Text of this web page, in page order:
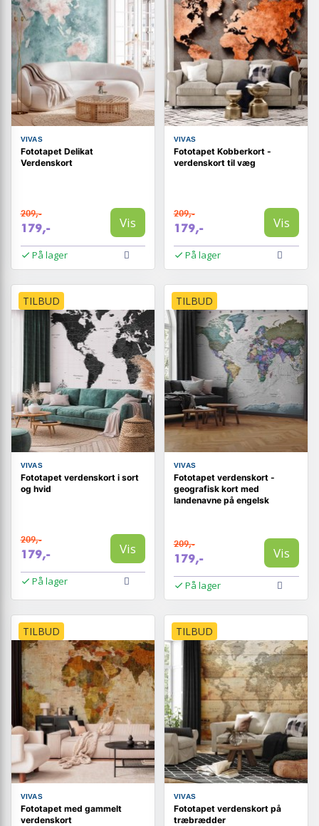
VIVAS
Fototapet Delikat
Verdenskort
209,-
179,- Vis
På lager
VIVAS
Fototapet Kobberkort -
verdenskort til væg
209,-
179,- Vis
På lager
TILBUD
VIVAS
Fototapet verdenskort i sort
og hvid
209,-
179,- Vis
På lager
TILBUD
VIVAS
Fototapet verdenskort -
geografisk kort med
landenavne på engelsk
209,-
179,- Vis
På lager
TILBUD
VIVAS
Fototapet med gammelt
verdenskort
TILBUD
VIVAS
Fototapet verdenskort på
træbrædder